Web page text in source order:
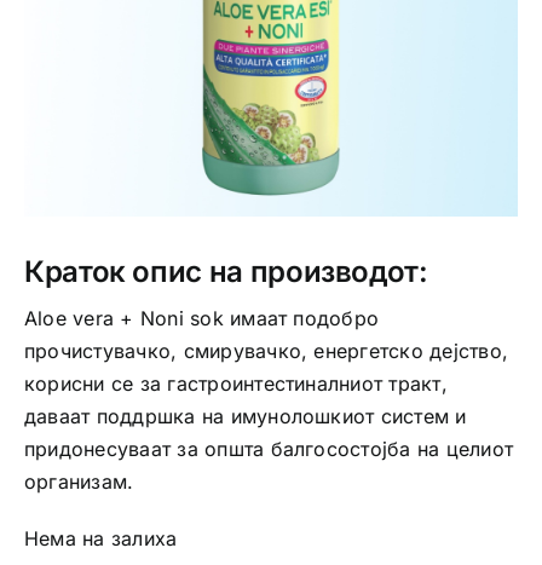
Медицински апрати
Краток опис на производот:
Aloe vera + Noni sok имаат подобро
прочистувачко, смирувачко, енергетско дејство,
корисни се за гастроинтестиналниот тракт,
даваат поддршка на имунолошкиот систем и
придонесуваат за општа балгосостојба на целиот
организам.
Нема на залиха